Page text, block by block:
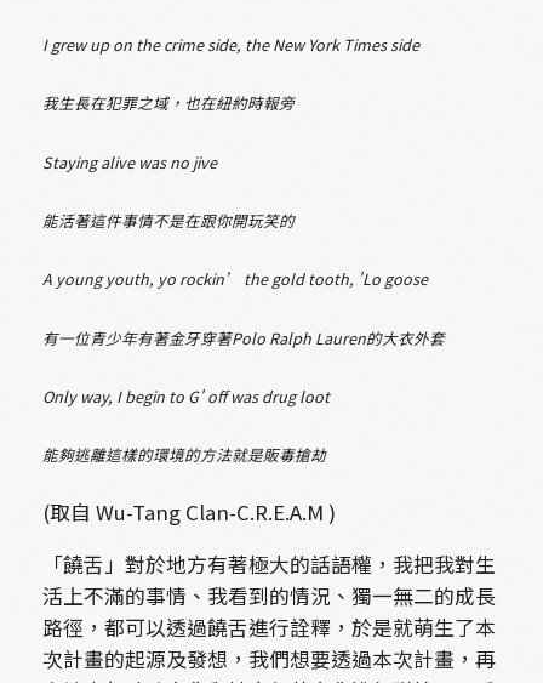
I grew up on the crime side, the New York Times side
我生長在犯罪之域，也在紐約時報旁
Staying alive was no jive
能活著這件事情不是在跟你開玩笑的
A young youth, yo rockin’ the gold tooth, 'Lo goose
有一位青少年有著金牙穿著Polo Ralph Lauren的大衣外套
Only way, I begin to G' off was drug loot
能夠逃離這樣的環境的方法就是販毒搶劫
(取自 Wu-Tang Clan-C.R.E.A.M )
「饒舌」對於地方有著極大的話語權，我把我對生
活上不滿的事情、我看到的情況、獨一無二的成長
路徑，都可以透過饒舌進行詮釋，於是就萌生了本
次計畫的起源及發想，我們想要透過本次計畫，再